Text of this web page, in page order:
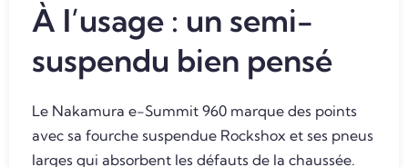
À l’usage : un semi-
suspendu bien pensé
Le Nakamura e-Summit 960 marque des points
avec sa fourche suspendue Rockshox et ses pneus
larges qui absorbent les défauts de la chaussée.